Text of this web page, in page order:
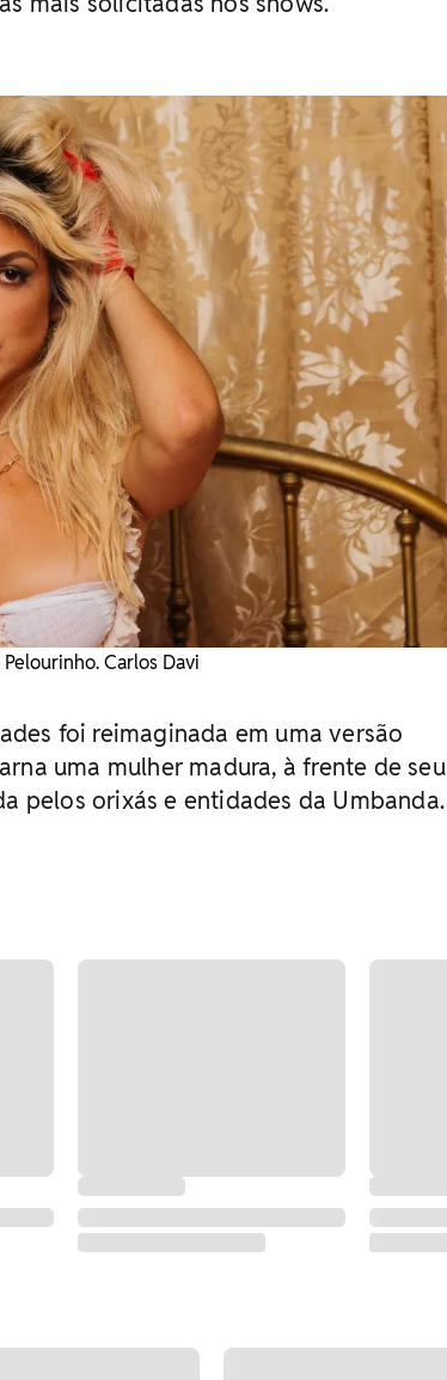
Carlos Davi
foi reimaginada em uma versão
uma mulher madura, à frente de seu
pelos orixás e entidades da Umbanda.